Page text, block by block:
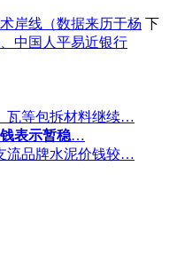
岸线（数据来历于杨 下
中国人平易近银行
瓦等包拆材料继续…
表示暂稳…
流品牌水泥价钱较…